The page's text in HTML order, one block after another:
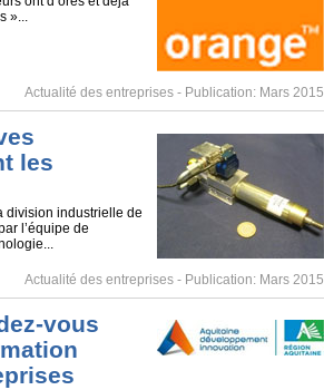
»...
Actualité des entreprises - Publication: Mars 2015
les
division industrielle de
l’équipe de
Actualité des entreprises - Publication: Mars 2015
vous